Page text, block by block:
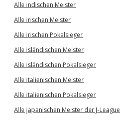
Alle indischen Meister
Alle irischen Meister
Alle irischen Pokalsieger
Alle isländischen Meister
Alle isländischen Pokalsieger
Alle italienischen Meister
Alle italienischen Pokalsieger
Alle japanischen Meister der J-League